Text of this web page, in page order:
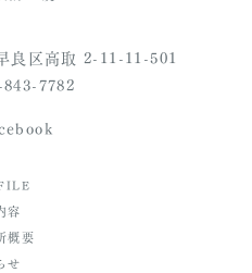
区高取 2-11-11-501
7782
容
概要
せ